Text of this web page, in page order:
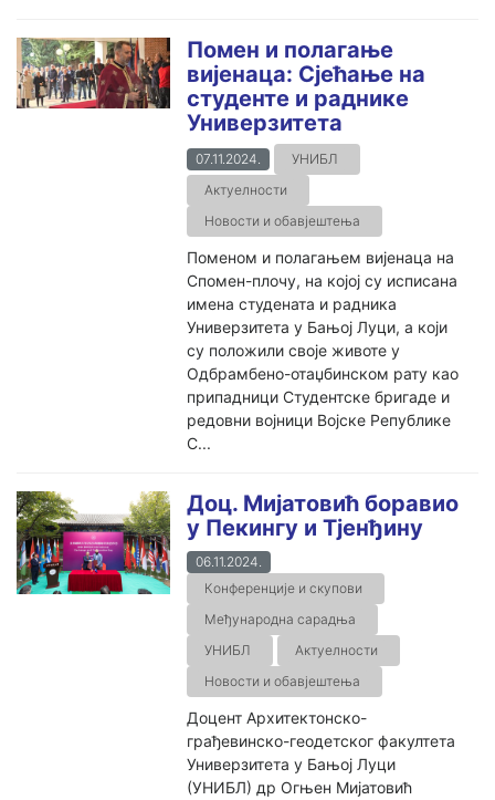
Помен и полагање
вијенаца: Сјећање на
студенте и раднике
Универзитета
07.11.2024.
УНИБЛ
Актуелности
Новости и обавјештења
Поменом и полагањем вијенаца на
Спомен-плочу, на којој су исписана
имена студената и радника
Универзитета у Бањој Луци, а који
су положили своје животе у
Одбрамбено-отаџбинском рату као
припадници Студентске бригаде и
редовни војници Војске Републике
С...
Доц. Мијатовић боравио
у Пекингу и Тјенђину
06.11.2024.
Конференције и скупови
Међународна сарадња
УНИБЛ
Актуелности
Новости и обавјештења
Доцент Архитектонско-
грађевинско-геодетског факултета
Универзитета у Бањој Луци
(УНИБЛ) др Огњен Мијатовић